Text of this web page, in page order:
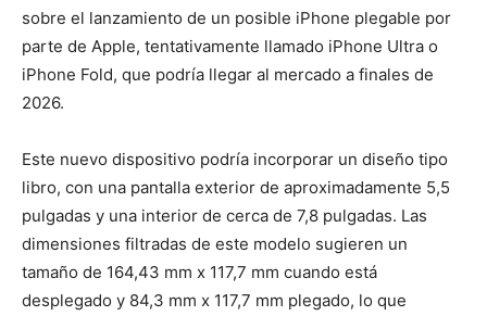
sobre el lanzamiento de un posible iPhone plegable por
parte de Apple, tentativamente llamado iPhone Ultra o
iPhone Fold, que podría llegar al mercado a finales de
2026.
Este nuevo dispositivo podría incorporar un diseño tipo
libro, con una pantalla exterior de aproximadamente 5,5
pulgadas y una interior de cerca de 7,8 pulgadas. Las
dimensiones filtradas de este modelo sugieren un
tamaño de 164,43 mm x 117,7 mm cuando está
desplegado y 84,3 mm x 117,7 mm plegado, lo que